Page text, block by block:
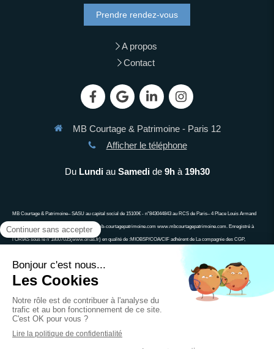
Prendre rendez-vous
A propos
Contact
MB Courtage & Patrimoine - Paris 12
Afficher le téléphone
Du Lundiau Samedide 9hà 19h30
MB Courtage & Patrimoine– SASU au capital social de 15100€ - n°843044843 au RCS de Paris– 4 Place Louis Armand
75012 PARIS 06 13 90 63 34 demandes@mb-courtagepatrimoine.com www.mbcourtagepatrimoine.com. Enregistré à
l’ORIAS sous le n°18007035(www.orias.fr) en qualité de :MIOBSP/COA/CIF adhérent de La compagnie des CGP,
aucun fonds, effet, ou valeur. Un crédit vous engage et doit être remboursé. Vérifiez vos capacités de remboursement
avant de vous engager
Mentions légales